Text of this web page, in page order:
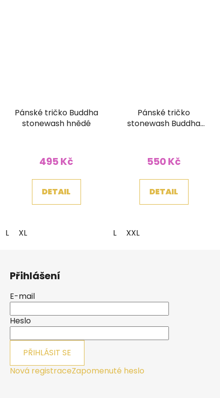
Pánské tričko Buddha
stonewash hnědé
495 Kč
DETAIL
L XL
Pánské tričko
stonewash Buddha
550 Kč
DETAIL
L XXL
Přihlášení
E-mail
Heslo
PŘIHLÁSIT SE
Nová registraceZapomenuté heslo